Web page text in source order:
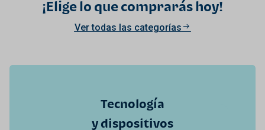
¡Elige lo que comprarás hoy!
Ver todas las categorías
Tecnología
y dispositivos